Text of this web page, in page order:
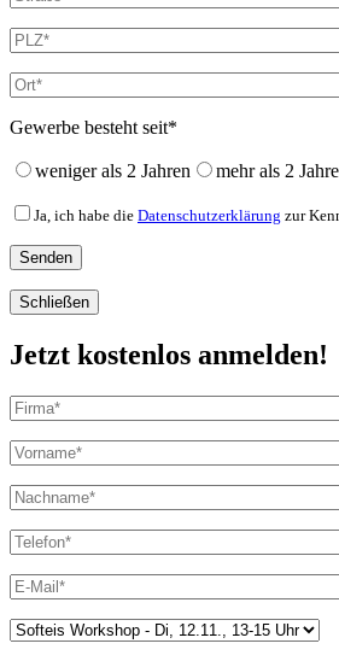
Gewerbe besteht seit*
weniger als 2 Jahren mehr als 2
Ja, ich habe die Datenschutzerklärung zur
Schließen
Jetzt kostenlos anmelden!